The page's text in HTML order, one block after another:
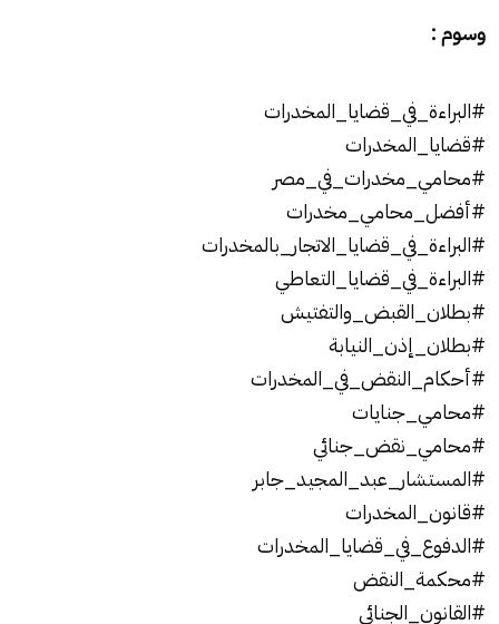
وسوم :
#البراءة_في_قضايا_المخدرات
#قضايا_المخدرات
#محامي_مخدرات_في_مصر
#أفضل_محامي_مخدرات
#البراءة_في_قضايا_الاتجار_بالمخدرات
#البراءة_في_قضايا_التعاطي
#بطلان_القبض_والتفتيش
#بطلان_إذن_النيابة
#أحكام_النقض_في_المخدرات
#محامي_جنايات
#محامي_نقض_جنائي
#المستشار_عبد_المجيد_جابر
#قانون_المخدرات
#الدفوع_في_قضايا_المخدرات
#محكمة_النقض
#القانون_الجنائي